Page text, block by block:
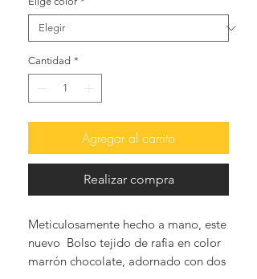
Cantidad *
Agregar al carrito
Realizar compra
Meticulosamente hecho a mano, este
nuevo Bolso tejido de rafia en color
marrón chocolate, adornado con dos